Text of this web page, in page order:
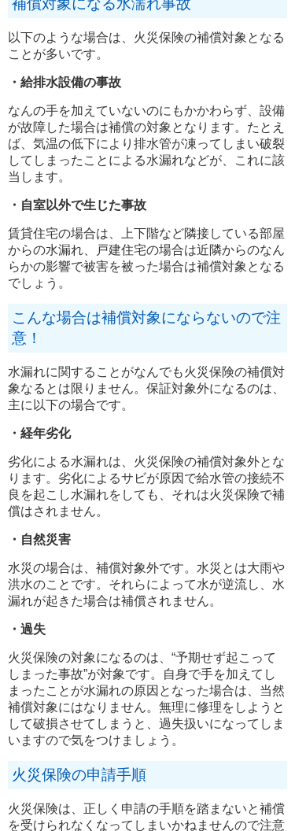
補償対象になる水濡れ事故
以下のような場合は、火災保険の補償対象となる
ことが多いです。
・給排水設備の事故
なんの手を加えていないのにもかかわらず、設備
が故障した場合は補償の対象となります。たとえ
ば、気温の低下により排水管が凍ってしまい破裂
してしまったことによる水漏れなどが、これに該
当します。
・自室以外で生じた事故
賃貸住宅の場合は、上下階など隣接している部屋
からの水漏れ、戸建住宅の場合は近隣からのなん
らかの影響で被害を被った場合は補償対象となる
でしょう。
こんな場合は補償対象にならないので注
意！
水漏れに関することがなんでも火災保険の補償対
象なるとは限りません。保証対象外になるのは、
主に以下の場合です。
・経年劣化
劣化による水漏れは、火災保険の補償対象外とな
ります。劣化によるサビが原因で給水管の接続不
良を起こし水漏れをしても、それは火災保険で補
償はされません。
・自然災害
水災の場合は、補償対象外です。水災とは大雨や
洪水のことです。それらによって水が逆流し、水
漏れが起きた場合は補償されません。
・過失
火災保険の対象になるのは、“予期せず起こって
しまった事故”が対象です。自身で手を加えてし
まったことが水漏れの原因となった場合は、当然
補償対象にはなりません。無理に修理をしようと
して破損させてしまうと、過失扱いになってしま
いますので気をつけましょう。
火災保険の申請手順
火災保険は、正しく申請の手順を踏まないと補償
を受けられなくなってしまいかねませんので注意